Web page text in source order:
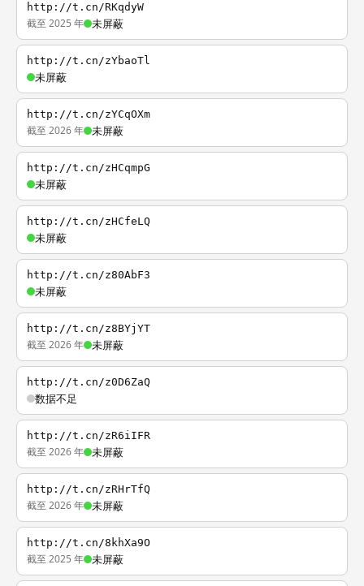
http://t.cn/RKqdyW
截至 2025 年 未屏蔽
http://t.cn/zYbaoTl
未屏蔽
http://t.cn/zYCqOXm
截至 2026 年 未屏蔽
http://t.cn/zHCqmpG
未屏蔽
http://t.cn/zHCfeLQ
未屏蔽
http://t.cn/z80AbF3
未屏蔽
http://t.cn/z8BYjYT
截至 2026 年 未屏蔽
http://t.cn/z0D6ZaQ
数据不足
http://t.cn/zR6iIFR
截至 2026 年 未屏蔽
http://t.cn/zRHrTfQ
截至 2026 年 未屏蔽
http://t.cn/8khXa9O
截至 2025 年 未屏蔽